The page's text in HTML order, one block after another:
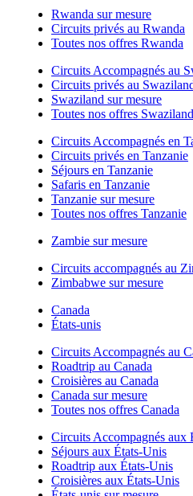
Rwanda sur mesure
Circuits privés au Rwanda
Toutes nos offres Rwanda
Circuits Accompagnés au
Circuits privés au
Swaziland sur mesure
Toutes nos offres Swaziland
Circuits Accompagnés en
Circuits privés en Tanzanie
Séjours en Tanzanie
Safaris en Tanzanie
Tanzanie sur mesure
Toutes nos offres Tanzanie
Zambie sur mesure
Circuits accompagnés au
Zimbabwe sur mesure
Canada
États-unis
Circuits Accompagnés au
Roadtrip au Canada
Croisières au Canada
Canada sur mesure
Toutes nos offres Canada
Circuits Accompagnés aux
Séjours aux États-Unis
Roadtrip aux États-Unis
Croisières aux États-Unis